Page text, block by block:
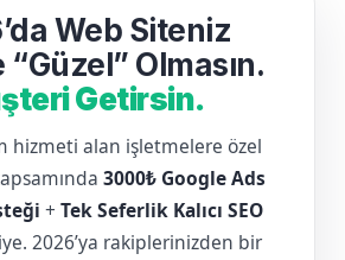
Web Siteniz
Olmasın.
Getirsin.
hizmeti alan işletmelere özel
3000₺ Google Ads
+ Tek Seferlik Kalıcı SEO
2026’ya rakiplerinizden bir